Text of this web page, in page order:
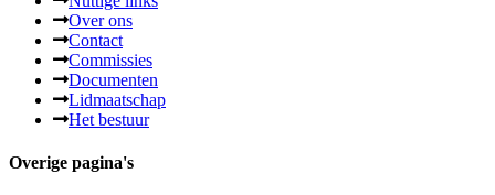
Over ons
Contact
Commissies
Documenten
Lidmaatschap
Het bestuur
Overige pagina's